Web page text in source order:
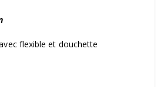
flexible et douchette